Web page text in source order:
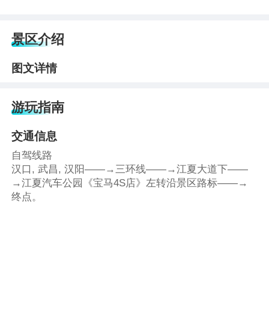
景区介绍
图文详情
游玩指南
交通信息
自驾线路
汉口, 武昌, 汉阳——→三环线——→江夏大道下——
→江夏汽车公园《宝马4S店》左转沿景区路标——→
终点。